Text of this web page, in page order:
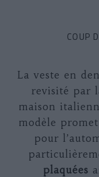
COUP
La veste en
revisité par
maison
modèle
pour
plaquées